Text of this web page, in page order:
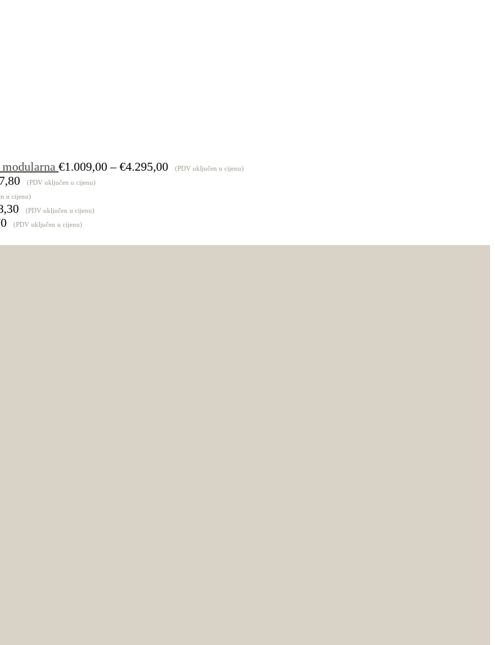
€1.009,00 – €4.295,00Raspon
(PDV uključen u cijenu)
(PDV uključen u cijenu)
u cijenu)
(PDV uključen u cijenu)
(PDV uključen u cijenu)